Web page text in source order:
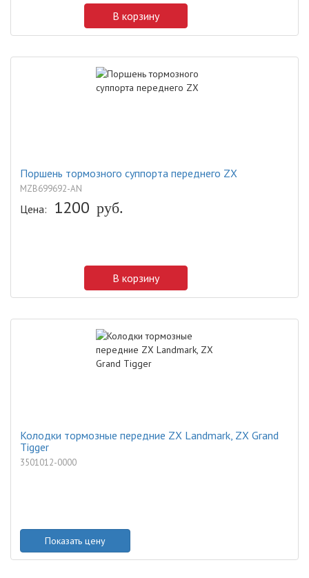
В корзину
Поршень тормозного суппорта переднего ZX
MZB699692-AN
Цена: 1200 руб.
В корзину
Колодки тормозные передние ZX Landmark, ZX Grand
Tigger
3501012-0000
Показать цену